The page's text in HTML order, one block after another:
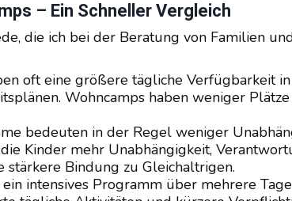
– Ein Schneller Vergleich
die ich bei der Beratung von Familien
oft eine größere tägliche Verfügbarkeit
Wohncamps haben weniger
bedeuten in der Regel weniger
Kinder mehr Unabhängigkeit,
stärkere Bindung zu Gleichaltrigen.
intensives Programm über mehrere